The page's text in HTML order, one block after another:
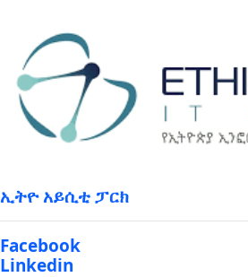
Facebook
Linkedin
Youtube